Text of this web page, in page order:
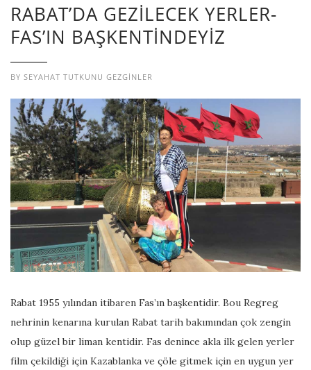
RABAT’DA GEZİLECEK YERLER-
FAS’IN BAŞKENTİNDEYİZ
BY SEYAHAT TUTKUNU GEZGINLER
Rabat 1955 yılından itibaren Fas’ın başkentidir. Bou Regreg
nehrinin kenarına kurulan Rabat tarih bakımından çok zengin
olup güzel bir liman kentidir. Fas denince akla ilk gelen yerler
film çekildiği için Kazablanka ve çöle gitmek için en uygun yer